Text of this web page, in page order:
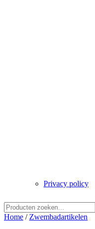
Privacy policy
naar:
Home / Zwembadartikelen